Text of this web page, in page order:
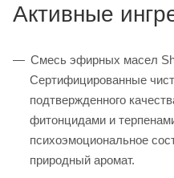
Активные
Смесь эфирных масел
Сертифицированные
подтвержденного
фитонцидами и
психоэмоциональное
природный аромат.